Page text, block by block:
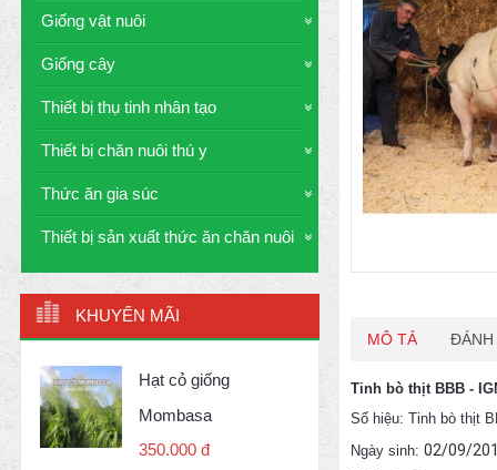
Giống vật nuôi
Giống cây
Thiết bị thụ tinh nhân tạo
Thiết bị chăn nuôi thú y
Thức ăn gia súc
Thiết bị sản xuất thức ăn chăn nuôi
KHUYẾN MÃI
Hạt cỏ giống
Mombasa
350.000 đ
MÔ TẢ ĐÁNH
Tinh bò thịt BBB -
Số hiệu: Tinh bò thịt
Ngày sinh: 02/09/